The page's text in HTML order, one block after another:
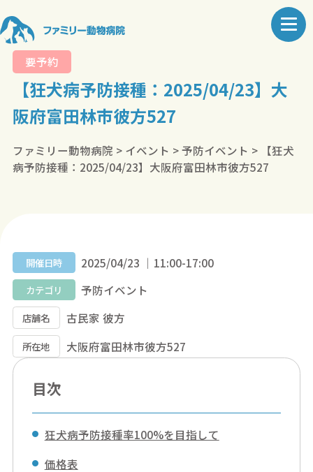
要予約
【狂犬病予防接種：2025/04/23】大
阪府富田林市彼方527
ファミリー動物病院 > イベント >予防イベント >
【狂犬
病予防接種：2025/04/23】大阪府富田林市彼方527
開催日時 2025/04/23 ｜11:00-17:00
カテゴリ 予防イベント
店舗名 古民家 彼方
所在地 大阪府富田林市彼方527
目次
狂犬病予防接種率100%を目指して
価格表